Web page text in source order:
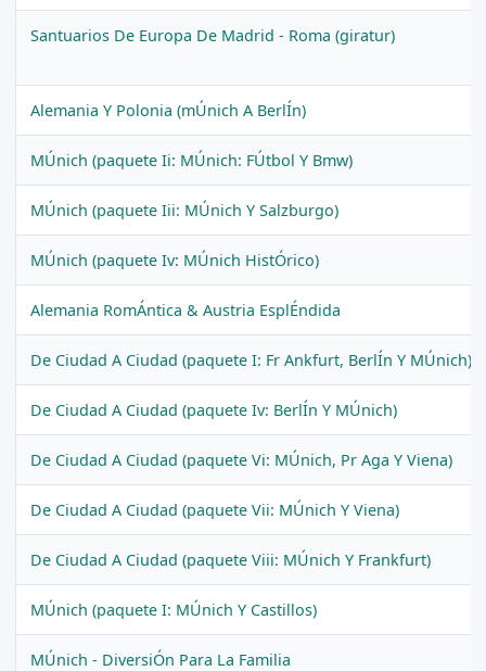
Santuarios De Europa De Madrid - Roma (giratur)
Alemania Y Polonia (mÚnich A BerlÍn)
MÚnich (paquete Ii: MÚnich: FÚtbol Y Bmw)
MÚnich (paquete Iii: MÚnich Y Salzburgo)
MÚnich (paquete Iv: MÚnich HistÓrico)
Alemania RomÁntica & Austria EsplÉndida
De Ciudad A Ciudad (paquete I: Fr Ankfurt, BerlÍn Y MÚnich)
De Ciudad A Ciudad (paquete Iv: BerlÍn Y MÚnich)
De Ciudad A Ciudad (paquete Vi: MÚnich, Pr Aga Y Viena)
De Ciudad A Ciudad (paquete Vii: MÚnich Y Viena)
De Ciudad A Ciudad (paquete Viii: MÚnich Y Frankfurt)
MÚnich (paquete I: MÚnich Y Castillos)
MÚnich - DiversiÓn Para La Familia